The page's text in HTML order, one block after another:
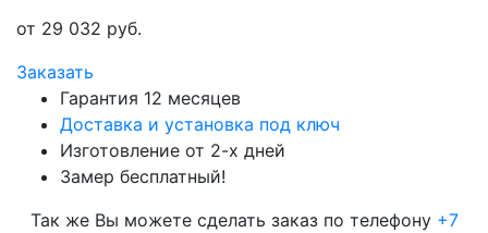
от 29 032 руб.
Заказать
Гарантия 12 месяцев
Доставка и установка под ключ
Изготовление от 2-х дней
Замер бесплатный!
Так же Вы можете сделать заказ по телефону +7